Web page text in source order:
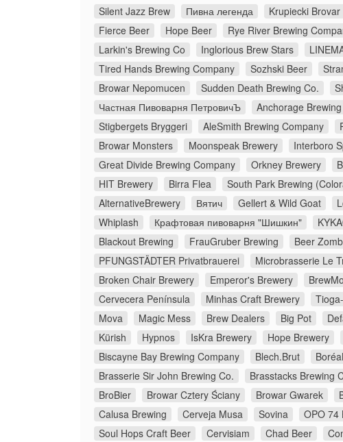
Silent Jazz Brew
Пивна легенда Krupiecki Brovar
Fierce Beer
Hope Beer Rye River Brewing
Larkin's Brewing Co
Inglorious Brew Stars
Tired Hands Brewing Company
Sozhski Beer
Browar Nepomucen
Sudden Death Brewing Co.
Частная Пивоварня ПетровичЪ
Anchorage
Stigbergets Bryggeri
AleSmith Brewing Company
Browar Monsters
Moonspeak Brewery Interboro
Great Divide Brewing Company
Orkney Brewery
HIT Brewery
Birra Flea South Park Brewing
AlternativeBrewery
Вятич Gellert & Wild Goat
Whiplash
Крафтовая пивоварня "Шишкин"
Blackout Brewing
FrauGruber Brewing Beer
PFUNGSTÄDTER Privatbrauerei
Microbrasserie Le
Broken Chair Brewery
Emperor's Brewery
Cervecera Península
Minhas Craft Brewery
Mova
Magic Mess Brew Dealers Big Pot
Kürish
Hypnos IsKra Brewery Hope Brewery
Biscayne Bay Brewing Company
Blech.Brut
Brasserie Sir John Brewing Co.
Brasstacks Brewing
BroBier
Browar Cztery Ściany Browar Gwarek
Calusa Brewing
Cerveja Musa Sovina OPO 74
Soul Hops Craft Beer
Cervisiam Chad Beer